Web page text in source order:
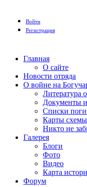
Войти
Регистрация
Главная
О сайте
Новости отряда
О войне на
Литература
Документы
Списки
Карты
Никто не
Галерея
Блоги
Фото
Видео
Карта
Форум